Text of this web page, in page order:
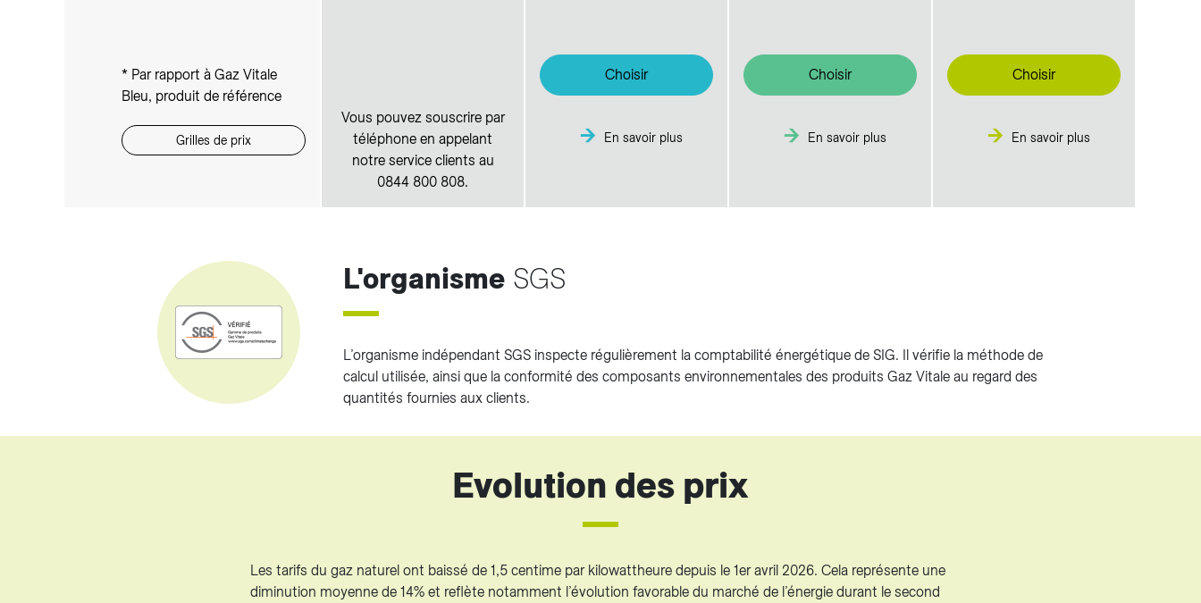
* Par rapport à Gaz Vitale
Bleu, produit de référence
Grilles de prix
Vous pouvez souscrire par
téléphone en appelant
notre service clients au
0844 800 808.
Choisir
En savoir plus
Choisir
En savoir plus
Choisir
En savoir plus
L'organismeSGS
L’organisme indépendant SGS inspecte régulièrement la comptabilité énergétique de SIG. Il vérifie la méthode de
calcul utilisée, ainsi que la conformité des composants environnementales des produits Gaz Vitale au regard des
quantités fournies aux clients.
Evolution des prix
Les tarifs du gaz naturel ont baissé de 1,5 centime par kilowattheure depuis le 1er avril 2026. Cela représente une
diminution moyenne de 14% et reflète notamment l’évolution favorable du marché de l’énergie durant le second